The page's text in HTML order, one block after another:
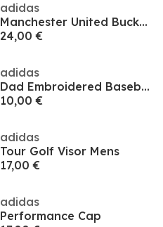
adidas
Manchester United Bucket Hat
24,00 €
adidas
Dad Embroidered Baseball Cap Adults
10,00 €
adidas
Tour Golf Visor Mens
17,00 €
adidas
Performance Cap